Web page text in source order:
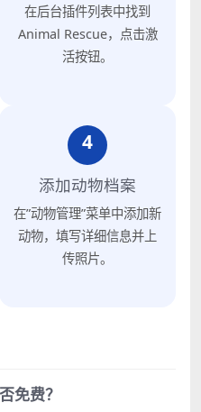
在后台插件列表中找到
Animal Rescue，点击激
活按钮。
4
添加动物档案
在”动物管理”菜单中添加新
动物，填写详细信息并上
传照片。
免费？